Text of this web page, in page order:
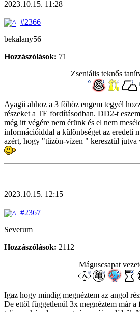
2023.10.15. 11:28
#2366
bekalany56
Hozzászólások: 71
Zseniális teknős
Ayagii ahhoz a 3 főhöz engem tegyél
részeket a TE fordításodban. DD2-t
még itt végére nem érünk és el nem
információiddal a különbséget az eredeti
azért, hogy "tűzön-vízen " keresztül jutva
2023.10.15. 12:15
#2367
Severum
Hozzászólások: 2112
Máguscsapat
Igaz hogy mindig megnéztem az angol
De ettől függetlenül 3x megnéztem már a